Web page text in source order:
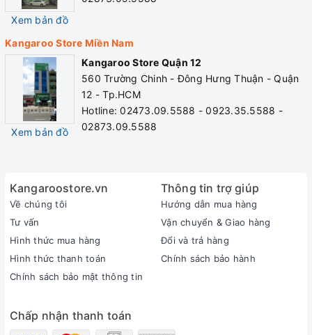
Xem bản đồ
Kangaroo Store Miền Nam
Xem bản đồ
Kangaroo Store Quận 12
560 Trường Chinh - Đông Hưng Thuận - Quận
12 - Tp.HCM
Hotline: 02473.09.5588 - 0923.35.5588 -
02873.09.5588
Kangaroostore.vn
Về chúng tôi
Tư vấn
Hình thức mua hàng
Hình thức thanh toán
Chính sách bảo mật thông tin
Thông tin trợ giúp
Hướng dẫn mua hàng
Vận chuyển & Giao hàng
Đổi và trả hàng
Chính sách bảo hành
Chấp nhận thanh toán